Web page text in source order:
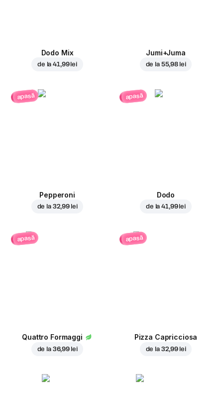
Dodo Mix
de la41,99 lei
Jumi+Juma
de la 55,98 lei
apasă
Pepperoni
de la 32,99 lei
apasă
Dodo
de la41,99 lei
apasă
Quattro Formaggi
de la 36,99 lei
apasă
Pizza Capricciosa
de la 32,99 lei